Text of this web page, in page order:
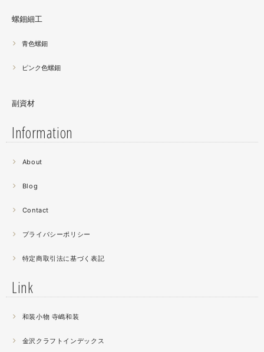
螺鈿細工の工程。青みの強い鮑貝を使ってステンドグラス
曲面に螺鈿するためには貝も小さなカケラを使う必要が...
昔作った２０００ピースのジグソーパズルを思い出す。ひ
薔薇のブローチ木地制作中。
薄く作らねば。。。パキッとやってしまったときの悲しさ
螺鈿細工
青色螺鈿
ピンク色螺鈿
副資材
Information
About
Blog
Contact
プライバシーポリシー
特定商取引法に基づく表記
Link
和装小物 寺嶋和装
金沢クラフトインデックス